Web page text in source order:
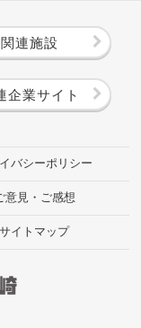
関連施設
企業サイト
バシーポリシー
意見・ご感想
サイトマップ